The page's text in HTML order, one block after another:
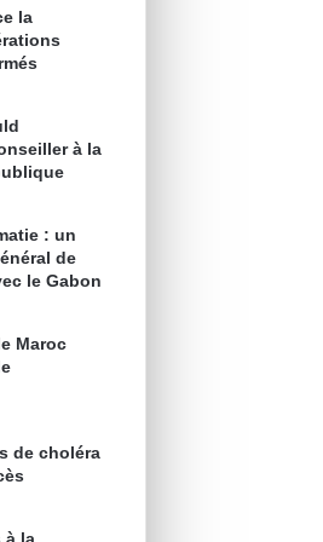
la
à la
: un
de
le Gabon
Maroc
de choléra